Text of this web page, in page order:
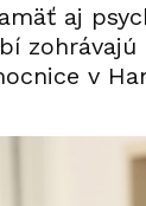
aj
zohrávajú
v